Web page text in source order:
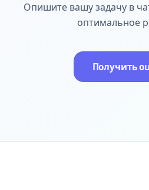
Опишите вашу задачу в
оптимальное
Получить